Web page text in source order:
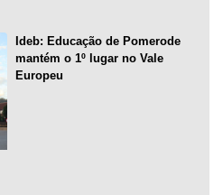
Ideb: Educação de Pomerode
mantém o 1º lugar no Vale
Europeu